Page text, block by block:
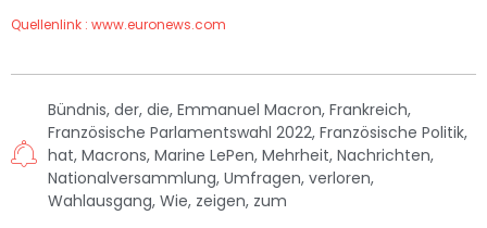
Quellenlink : www.euronews.com
Bündnis, der, die, Emmanuel Macron, Frankreich,
Französische Parlamentswahl 2022, Französische Politik,
hat, Macrons, Marine LePen, Mehrheit, Nachrichten,
Nationalversammlung, Umfragen, verloren,
Wahlausgang, Wie, zeigen, zum